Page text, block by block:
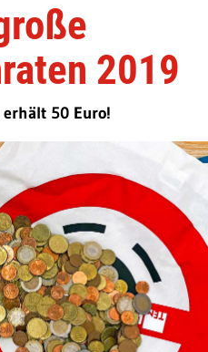
2019
50 Euro!